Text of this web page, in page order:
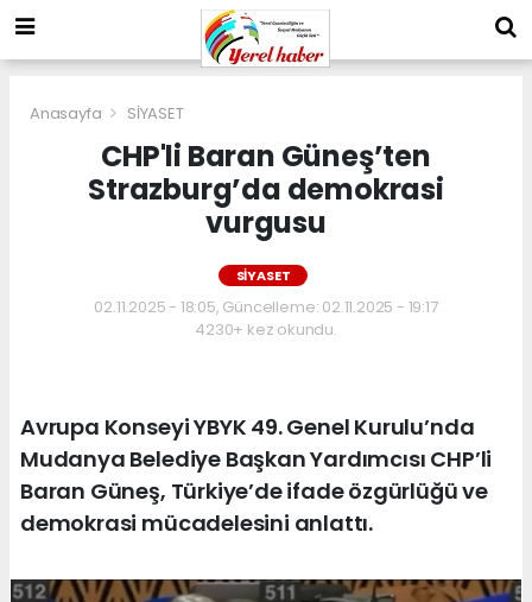
Anasayfa SİYASET
CHP'li Baran Güneş’ten
Strazburg’da demokrasi
vurgusu
SİYASET
02.11.2025 - 18:05, Güncelleme: 02.11.2025 - 19:17
4230+ kez okundu.
Avrupa Konseyi YBYK 49. Genel Kurulu’nda
Mudanya Belediye Başkan Yardımcısı CHP’li
Baran Güneş, Türkiye’de ifade özgürlüğü ve
demokrasi mücadelesini anlattı.